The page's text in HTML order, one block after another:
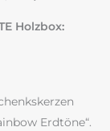
Holzbox:
Erdtöne“.